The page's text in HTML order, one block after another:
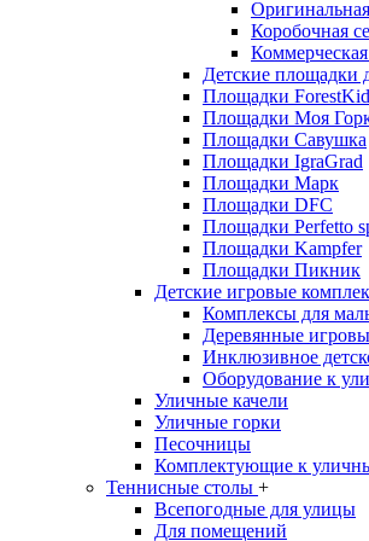
Коробочная
Детские площадки
Площадки
Площадки Моя
Площадки Савушка
Площадки IgraGrad
Площадки Марк
Площадки DFC
Площадки Perfetto
Площадки Kampfer
Площадки Пикник
Детские игровые
Комплексы для
Деревянные
Инклюзивное
Оборудование к
Уличные качели
Уличные горки
Песочницы
Комплектующие к
Теннисные столы +
Всепогодные для улицы
Для помещений